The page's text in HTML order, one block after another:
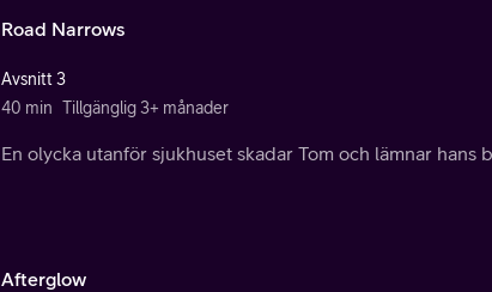
Road Narrows
Avsnitt 3
40 min Tillgänglig 3+ månader
En olycka utanför sjukhuset skadar Tom och lämnar hans
Afterglow